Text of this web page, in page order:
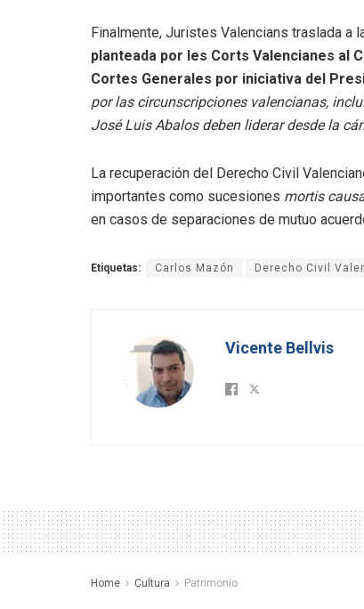
Finalmente, Juristes Valencians traslada a
planteada por les Corts Valencianes al
Cortes Generales por iniciativa del
por las circunscripciones valencianas,
José Luis Abalos deben liderar desde la
La recuperación del Derecho Civil
importantes como sucesiones mortis
en casos de separaciones de mutuo
Etiquetas: Carlos Mazón Derecho Civil
Vicente Bellvis
Home Cultura Patrimonio